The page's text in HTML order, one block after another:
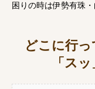
困りの時は伊勢有珠
どこに行
「ス